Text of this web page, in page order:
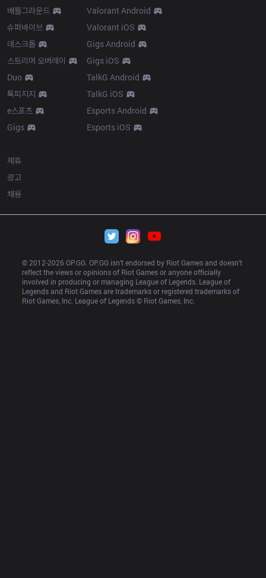
배틀그라운드
슈퍼바이브
데스크톱
스트리머 오버레이
Duo
톡피지지
e스포츠
Gigs
Valorant Android
Valorant iOS
Gigs Android
Gigs iOS
TalkG Android
TalkG iOS
Esports Android
Esports iOS
제휴
광고
채용
© 2012-2026 OP.GG. OP.GG isn’t endorsed by Riot Games and doesn’t
reflect the views or opinions of Riot Games or anyone officially
involved in producing or managing League of Legends. League of
Legends and Riot Games are trademarks or registered trademarks of
Riot Games, Inc. League of Legends © Riot Games, Inc.